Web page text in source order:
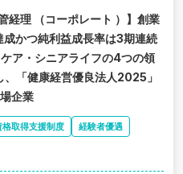
経理 （コーポレート ）】創業
かつ純利益成長率は3期連続
ア・シニアライフの4つの領
「健康経営優良法人2025」
企業
格取得支援制度
経験者優遇